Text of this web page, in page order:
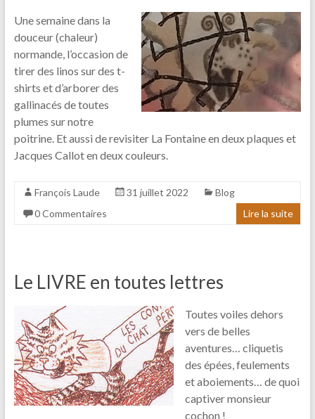
Une semaine dans la
douceur (chaleur)
normande, l’occasion de
tirer des linos sur des t-
shirts et d’arborer des
gallinacés de toutes
plumes sur notre
poitrine. Et aussi de revisiter La Fontaine en deux plaques et
Jacques Callot en deux couleurs.
François Laude 31 juillet 2022
Blog
0 Commentaires
Lire la suite
Le LIVRE en toutes lettres
Toutes voiles dehors
vers de belles
aventures… cliquetis
des épées, feulements
et aboiements… de quoi
captiver monsieur
cochon !